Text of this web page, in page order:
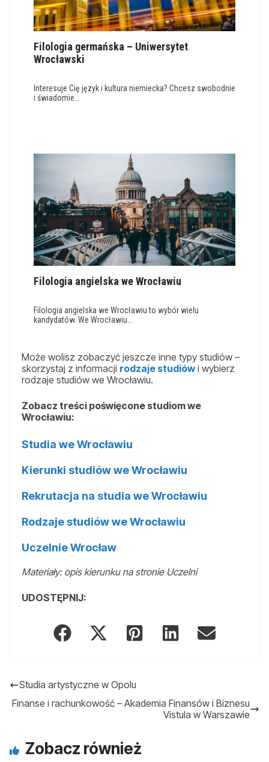
Filologia germańska – Uniwersytet
Wrocławski
Interesuje Cię język i kultura niemiecka? Chcesz swobodnie
i świadomie…
Filologia angielska we Wrocławiu
Filologia angielska we Wrocławiu to wybór wielu
kandydatów. We Wrocławiu…
Może wolisz zobaczyć jeszcze inne typy studiów –
skorzystaj z informacji rodzaje studiów i wybierz
rodzaje studiów we Wrocławiu.
Zobacz treści poświęcone studiom we
Wrocławiu:
Studia we Wrocławiu
Kierunki studiów we Wrocławiu
Rekrutacja na studia we Wrocławiu
Rodzaje studiów we Wrocławiu
Uczelnie Wrocław
Materiały: opis kierunku na stronie Uczelni
UDOSTĘPNIJ:
Studia artystyczne w Opolu
Finanse i rachunkowość – Akademia Finansów i Biznesu
Vistula w Warszawie
Zobacz również